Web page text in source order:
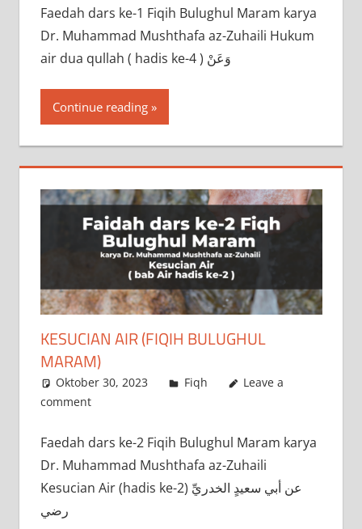
‌Faedah dars ke-1 Fiqih Bulughul Maram karya
Dr. Muhammad Mushthafa az-Zuhaili Hukum
air dua qullah ( hadis ke-4 ) وَعَنْ
Continue reading
KESUCIAN AIR (FIQIH BULUGHUL
MARAM)
Oktober 30, 2023 a.siddik
Fiqh
Leave a
comment
‌Faedah dars ke-2 Fiqih Bulughul Maram karya
Dr. Muhammad Mushthafa az-Zuhaili
Kesucian Air (hadis ke-2) عن أبي سعيدٍ الخدريِّ
رضي